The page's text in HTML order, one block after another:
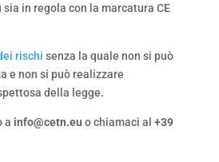
in regola con la marcatura CE
rischi senza la quale non si può
e non si può realizzare
della legge.
a info@cetn.eu o chiamaci al +39